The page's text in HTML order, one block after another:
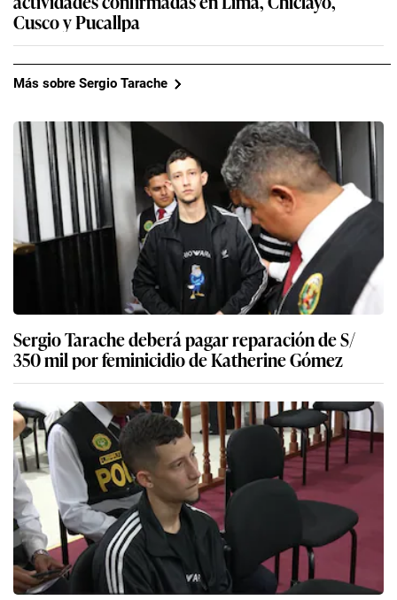
Cusco y Pucallpa
Más sobre Sergio Tarache
Sergio Tarache deberá pagar reparación de S/
350 mil por feminicidio de Katherine Gómez